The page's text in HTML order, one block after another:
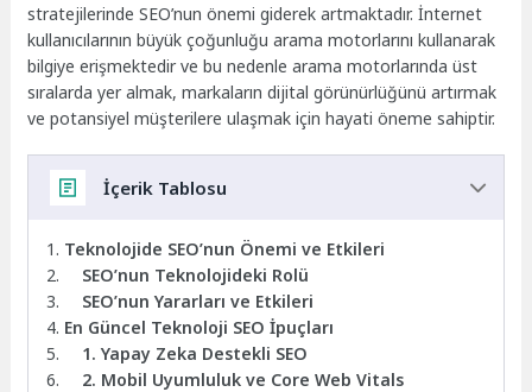
stratejilerinde SEO’nun önemi giderek artmaktadır. İnternet
kullanıcılarının büyük çoğunluğu arama motorlarını kullanarak
bilgiye erişmektedir ve bu nedenle arama motorlarında üst
sıralarda yer almak, markaların dijital görünürlüğünü artırmak
ve potansiyel müşterilere ulaşmak için hayati öneme sahiptir.
İçerik Tablosu
Teknolojide SEO’nun Önemi ve Etkileri
SEO’nun Teknolojideki Rolü
SEO’nun Yararları ve Etkileri
En Güncel Teknoloji SEO İpuçları
1. Yapay Zeka Destekli SEO
2. Mobil Uyumluluk ve Core Web Vitals